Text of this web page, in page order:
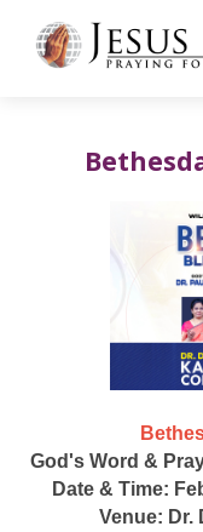
God's Word &
Date & Time:
Venue: Dr.